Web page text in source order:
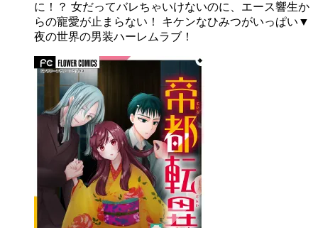
に！？ 女だってバレちゃいけないのに、エース響生か
らの寵愛が止まらない！ キケンなひみつがいっぱい▼
夜の世界の男装ハーレムラブ！